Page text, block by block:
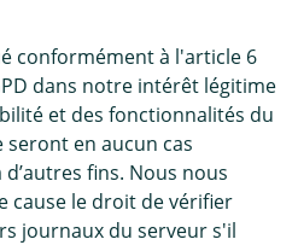
conformément à l'article 6
dans notre intérêt légitime
et des fonctionnalités du
seront en aucun cas
fins. Nous nous
cause le droit de vérifier
journaux du serveur s'il